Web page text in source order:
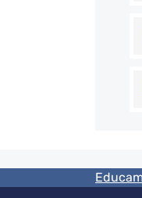
Pie